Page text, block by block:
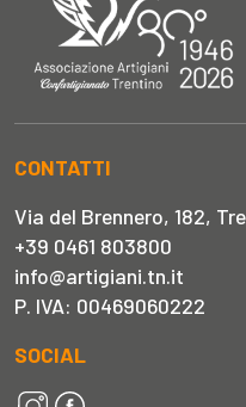
CONTATTI
Via del Brennero, 182,
+39 0461 803800
info@artigiani.tn.it
P. IVA: 00469060222
SOCIAL